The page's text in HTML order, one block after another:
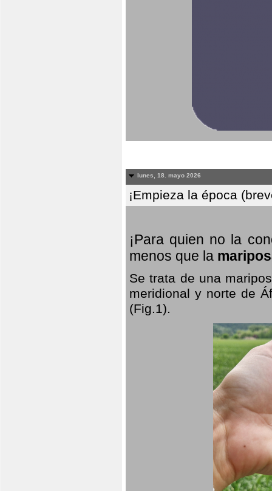
lunes, 18. mayo 2026
¡Empieza la época
¡Para quien no la
menos que la
Se trata de una
meridional y norte de
(Fig.1).